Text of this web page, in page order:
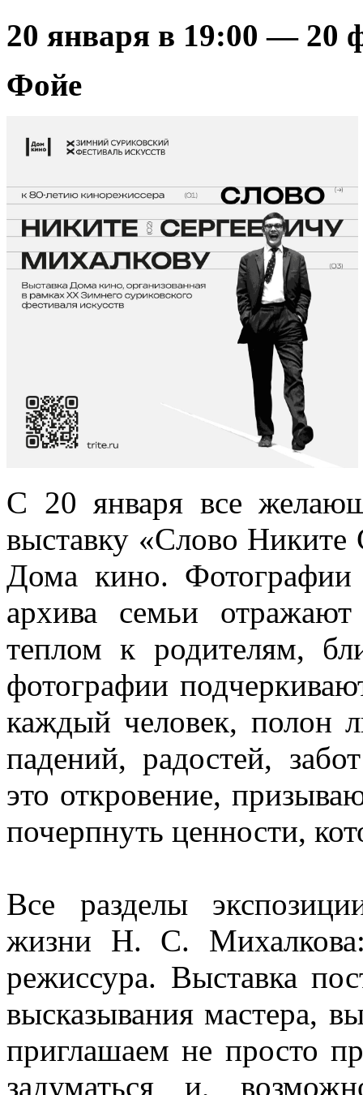
20 января в 19:00 — 20
Фойе
С 20 января все
выставку «Слово Никите
Дома кино. Фотографии
архива семьи
теплом к родителям,
фотографии
каждый человек, полон
падений, радостей,
это откровение,
почерпнуть ценности,
Все разделы
жизни Н. С.
режиссура. Выставка
высказывания мастера,
приглашаем не просто
задуматься и,